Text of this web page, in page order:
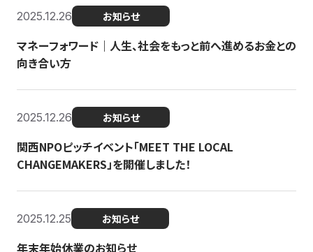
2025.12.26 お知らせ
マネーフォワード｜人生、社会をもっと前へ進めるお金との
向き合い方
2025.12.26 お知らせ
関西NPOピッチイベント「MEET THE LOCAL
CHANGEMAKERS」を開催しました！
2025.12.25 お知らせ
年末年始休業のお知らせ